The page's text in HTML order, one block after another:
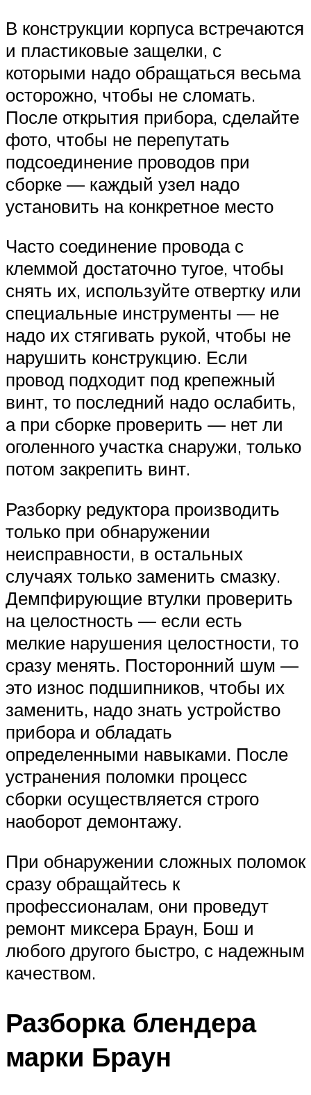
В конструкции корпуса встречаются
и пластиковые защелки, с
которыми надо обращаться весьма
осторожно, чтобы не сломать.
После открытия прибора, сделайте
фото, чтобы не перепутать
подсоединение проводов при
сборке — каждый узел надо
установить на конкретное место
Часто соединение провода с
клеммой достаточно тугое, чтобы
снять их, используйте отвертку или
специальные инструменты — не
надо их стягивать рукой, чтобы не
нарушить конструкцию. Если
провод подходит под крепежный
винт, то последний надо ослабить,
а при сборке проверить — нет ли
оголенного участка снаружи, только
потом закрепить винт.
Разборку редуктора производить
только при обнаружении
неисправности, в остальных
случаях только заменить смазку.
Демпфирующие втулки проверить
на целостность — если есть
мелкие нарушения целостности, то
сразу менять. Посторонний шум —
это износ подшипников, чтобы их
заменить, надо знать устройство
прибора и обладать
определенными навыками. После
устранения поломки процесс
сборки осуществляется строго
наоборот демонтажу.
При обнаружении сложных поломок
сразу обращайтесь к
профессионалам, они проведут
ремонт миксера Браун, Бош и
любого другого быстро, с надежным
качеством.
Разборка блендера
марки Браун